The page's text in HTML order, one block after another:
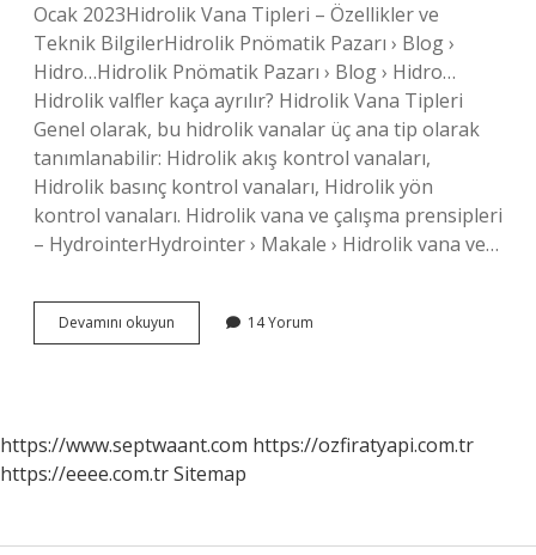
Ocak 2023Hidrolik Vana Tipleri – Özellikler ve
Teknik BilgilerHidrolik Pnömatik Pazarı › Blog ›
Hidro…Hidrolik Pnömatik Pazarı › Blog › Hidro…
Hidrolik valfler kaça ayrılır? Hidrolik Vana Tipleri
Genel olarak, bu hidrolik vanalar üç ana tip olarak
tanımlanabilir: Hidrolik akış kontrol vanaları,
Hidrolik basınç kontrol vanaları, Hidrolik yön
kontrol vanaları. Hidrolik vana ve çalışma prensipleri
– HydrointerHydrointer › Makale › Hidrolik vana ve…
Devamını okuyun
Kaça
14 Yorum
https://www.septwaant.com https://ozfiratyapi.com.tr
https://eeee.com.trSitemap